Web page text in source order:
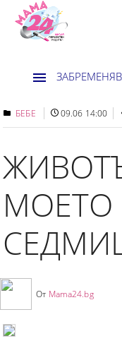
ДОМ
БЕБЕ 09.06 14:00
МОЕТО
От Mama24.bg